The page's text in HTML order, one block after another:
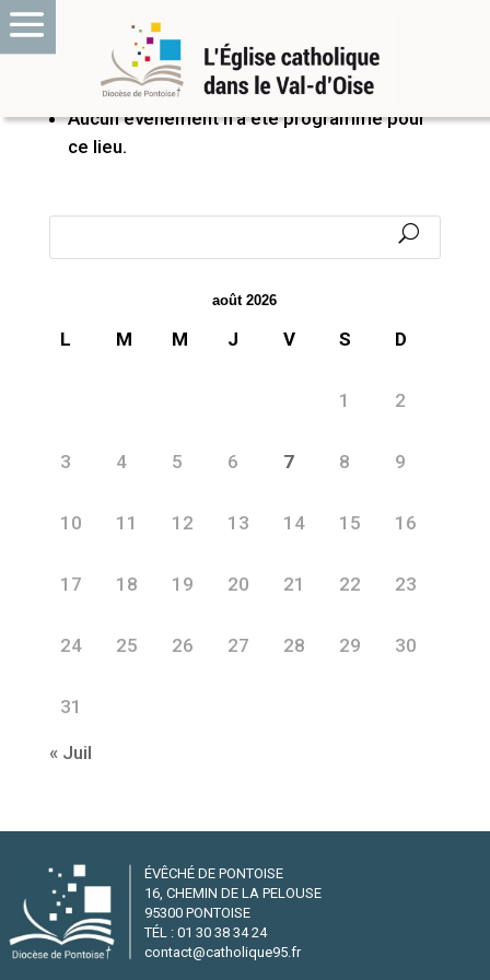
PROCHAINS ÉVÉNEMENTS
Aucun événement n’a été programmé pour
ce lieu.
août 2026
L M M J V S D
1 2
3 4 5 6 7 8 9
10 11 12 13 14 15 16
17 18 19 20 21 22 23
24 25 26 27 28 29 30
31
« Juil
ÉVÊCHÉ DE PONTOISE
16, CHEMIN DE LA PELOUSE
95300 PONTOISE
TÉL : 01 30 38 34 24
contact@catholique95.fr